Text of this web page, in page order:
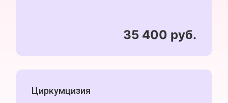
35 400 руб.
Циркумцизия